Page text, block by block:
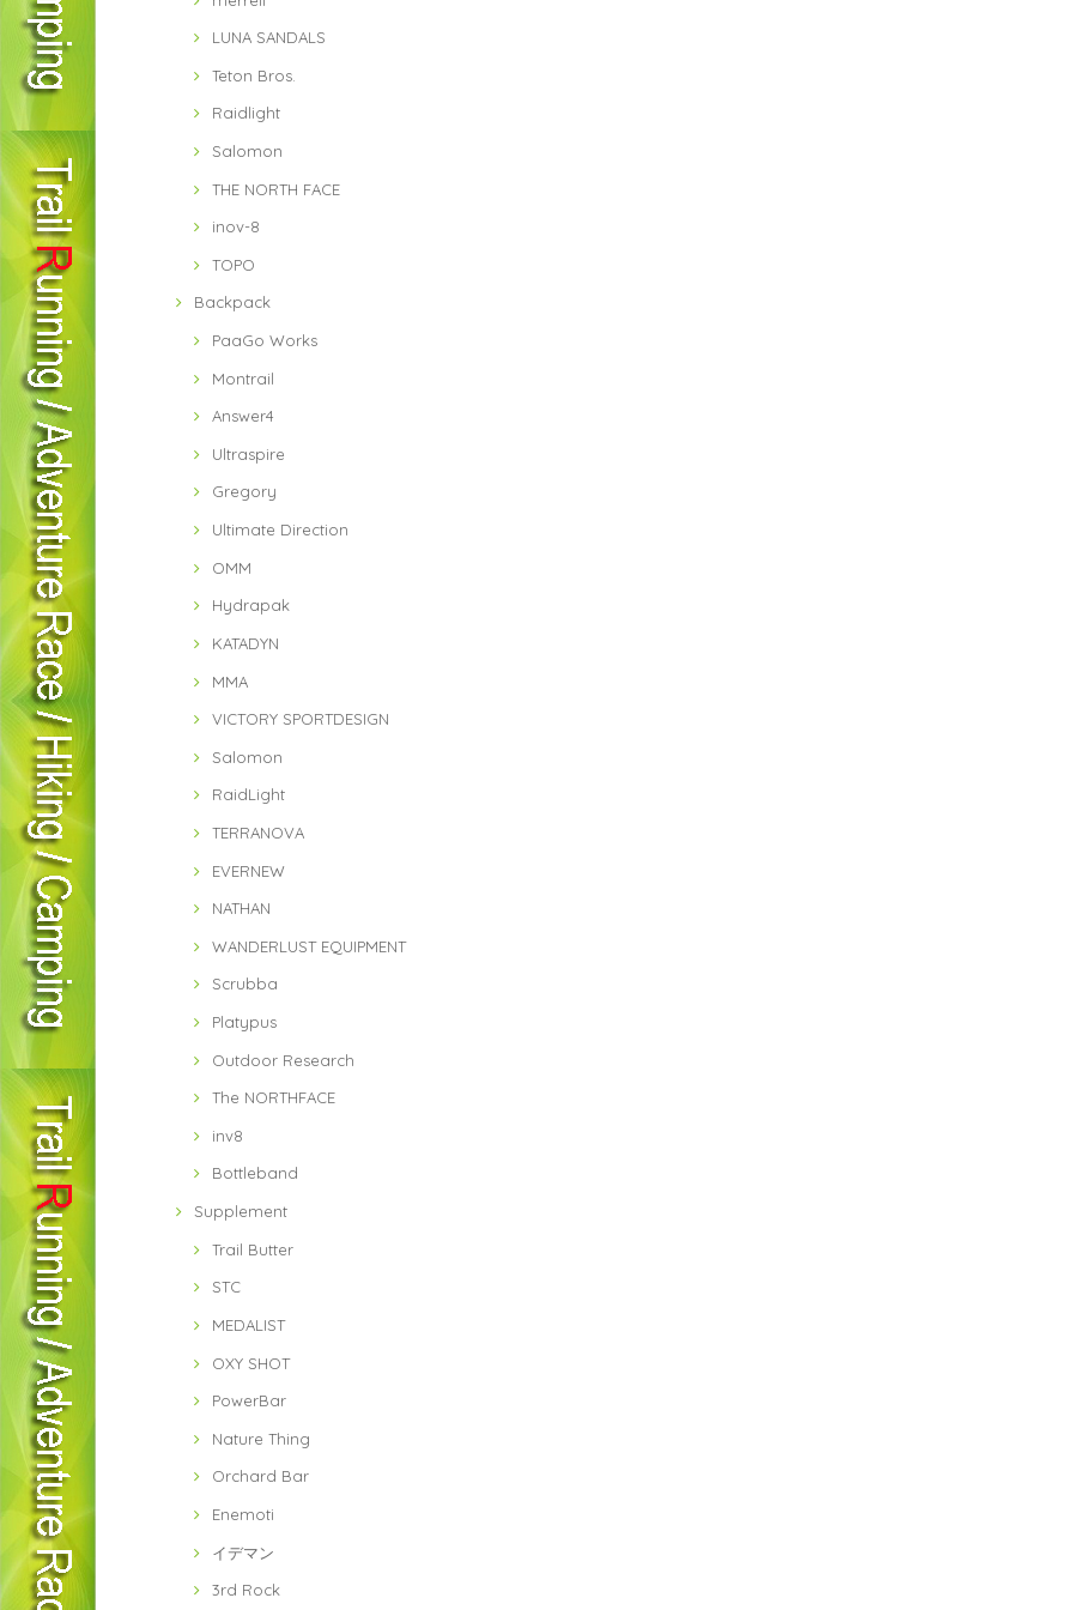
LUNA SANDALS
Teton Bros.
Raidlight
Salomon
THE NORTH FACE
inov-8
TOPO
Backpack
PaaGo Works
Montrail
Answer4
Ultraspire
Gregory
Ultimate Direction
OMM
Hydrapak
KATADYN
MMA
VICTORY SPORTDESIGN
Salomon
RaidLight
TERRANOVA
EVERNEW
NATHAN
WANDERLUST EQUIPMENT
Scrubba
Platypus
Outdoor Research
The NORTHFACE
inv8
Bottleband
Supplement
Trail Butter
STC
MEDALIST
OXY SHOT
PowerBar
Nature Thing
Orchard Bar
Enemoti
イデマン
3rd Rock